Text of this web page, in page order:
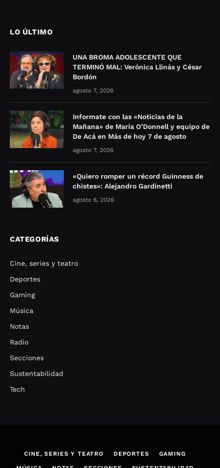
LO ÚLTIMO
UNA BROMA ADOLESCENTE QUE
TERMINÓ MAL: Verónica Llinás y César
Bordón
agosto 7, 2026
Informate con las «Noticias de la
Mañana» de María O’Donnell y equipo de
De Acá en Más de hoy 7 de agosto
agosto 7, 2026
«Quiero romper un récord Guinness de
chistes»: Alejandro Gardinetti
agosto 6, 2026
CATEGORÍAS
Cine, series y teatro
Deportes
Gaming
Música
Notas
Radio
Secciones
Sustentabilidad
Tech
CINE, SERIES Y TEATRO DEPORTES GAMING